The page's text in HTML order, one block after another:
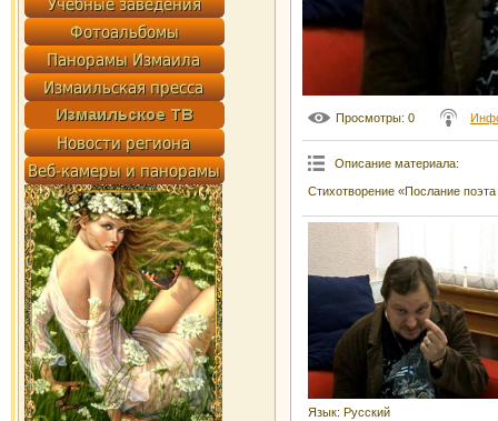
Просмотры: 0
Описание материала:
Стихотворение «Послание
Язык: Русский